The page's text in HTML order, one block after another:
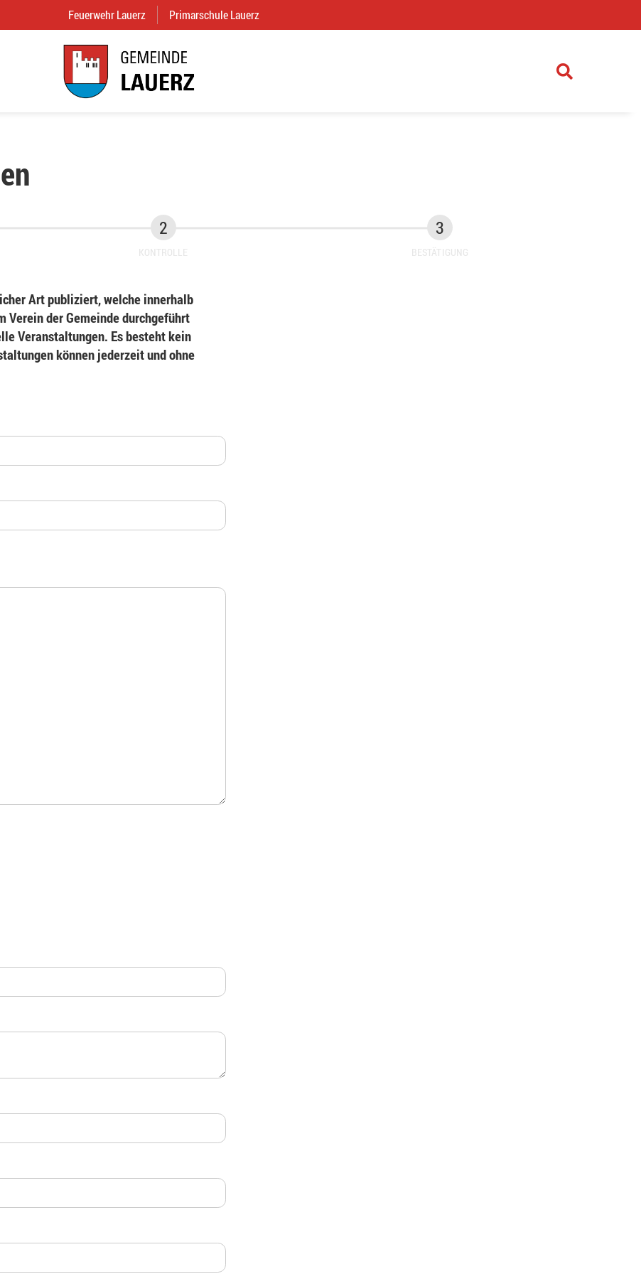
Feuerwehr Lauerz (External Link)
Primarschule Lauerz
KONTROLLE BESTÄTIGUNG
Art publiziert, welche innerhalb
Verein der Gemeinde durchgeführt
Veranstaltungen. Es besteht kein
können jederzeit und ohne